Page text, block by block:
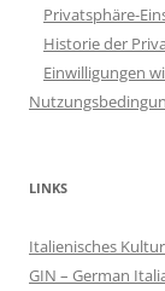
Privatsphäre-
Historie der
Einwilligungen
LINKS
Italienisches
GIN – German